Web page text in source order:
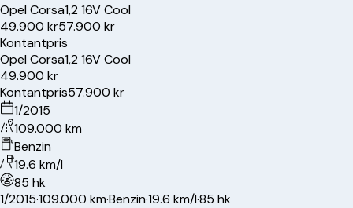
OpelCorsa1,2 16V Cool
49.900 kr57.900 kr
Kontantpris
OpelCorsa1,2 16V Cool
49.900 kr
Kontantpris57.900 kr
1/2015
109.000 km
Benzin
19.6 km/l
85 hk
1/2015·109.000 km·Benzin·19.6 km/l·85 hk